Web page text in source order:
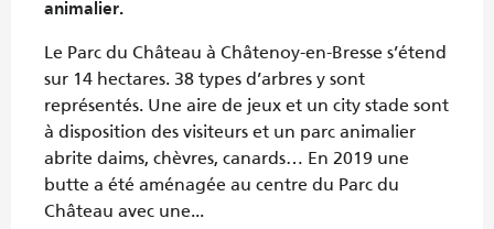
animalier.
Le Parc du Château à Châtenoy-en-Bresse s’étend
sur 14 hectares. 38 types d’arbres y sont
représentés. Une aire de jeux et un city stade sont
à disposition des visiteurs et un parc animalier
abrite daims, chèvres, canards… En 2019 une
butte a été aménagée au centre du Parc du
Château avec une...